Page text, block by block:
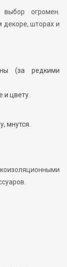
огромен.
декоре, шторах и
(за редкими
и цвету.
мнутся.